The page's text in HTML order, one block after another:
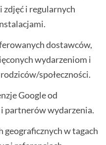
zdjęć i regularnych
dostawców,
wydarzeniom i
społeczności.
Google od
partnerów wydarzenia.
geograficznych w tagach